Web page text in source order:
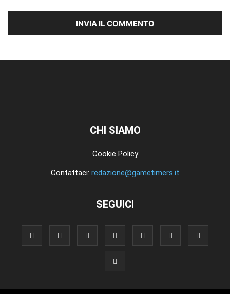
CHI SIAMO
Cookie Policy
Contattaci: redazione@gametimers.it
SEGUICI